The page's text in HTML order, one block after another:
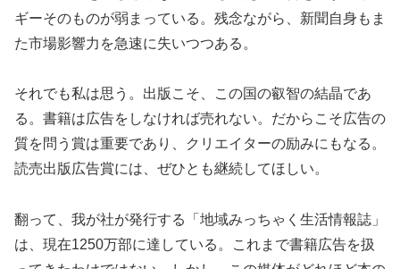
ギーそのものが弱まっている。残念ながら、新聞自身もま
た市場影響力を急速に失いつつある。
それでも私は思う。出版こそ、この国の叡智の結晶であ
る。書籍は広告をしなければ売れない。だからこそ広告の
質を問う賞は重要であり、クリエイターの励みにもなる。
読売出版広告賞には、ぜひとも継続してほしい。
翻って、我が社が発行する「地域みっちゃく生活情報誌」
は、現在1250万部に達している。これまで書籍広告を扱